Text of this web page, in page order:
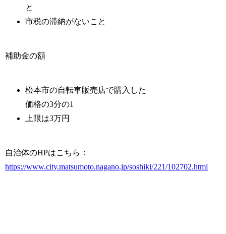
と
市税の滞納がないこと
補助金の額
松本市の自転車販売店で購入した
価格の3分の1
上限は3万円
自治体のHPはこちら：
https://www.city.matsumoto.nagano.jp/soshiki/221/102702.html